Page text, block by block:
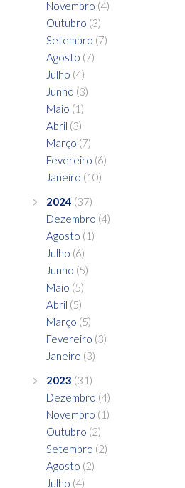
Novembro (4)
Outubro (3)
Setembro (7)
Agosto (7)
Julho (4)
Junho (3)
Maio (1)
Abril (3)
Março (7)
Fevereiro (6)
Janeiro (10)
2024 (37)
Dezembro (4)
Agosto (1)
Julho (6)
Junho (5)
Maio (5)
Abril (5)
Março (5)
Fevereiro (3)
Janeiro (3)
2023 (31)
Dezembro (4)
Novembro (1)
Outubro (2)
Setembro (2)
Agosto (2)
Julho (4)